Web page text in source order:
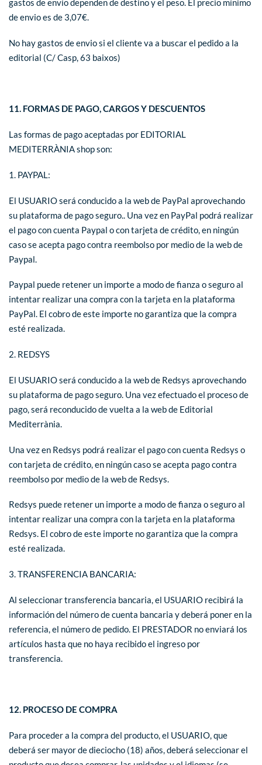
gastos de envío dependen de destino y el peso. El precio mínimo
de envio es de 3,07€.
No hay gastos de envio si el cliente va a buscar el pedido a la
editorial (C/ Casp, 63 baixos)
11. FORMAS DE PAGO, CARGOS Y DESCUENTOS
Las formas de pago aceptadas por EDITORIAL
MEDITERRÀNIA shop son:
1. PAYPAL:
El USUARIO será conducido a la web de PayPal aprovechando
su plataforma de pago seguro.. Una vez en PayPal podrá realizar
el pago con cuenta Paypal o con tarjeta de crédito, en ningún
caso se acepta pago contra reembolso por medio de la web de
Paypal.
Paypal puede retener un importe a modo de fianza o seguro al
intentar realizar una compra con la tarjeta en la plataforma
PayPal. El cobro de este importe no garantiza que la compra
esté realizada.
2. REDSYS
El USUARIO será conducido a la web de Redsys aprovechando
su plataforma de pago seguro. Una vez efectuado el proceso de
pago, será reconducido de vuelta a la web de Editorial
Mediterrània.
Una vez en Redsys podrá realizar el pago con cuenta Redsys o
con tarjeta de crédito, en ningún caso se acepta pago contra
reembolso por medio de la web de Redsys.
Redsys puede retener un importe a modo de fianza o seguro al
intentar realizar una compra con la tarjeta en la plataforma
Redsys. El cobro de este importe no garantiza que la compra
esté realizada.
3. TRANSFERENCIA BANCARIA:
Al seleccionar transferencia bancaria, el USUARIO recibirá la
información del número de cuenta bancaria y deberá poner en la
referencia, el número de pedido. El PRESTADOR no enviará los
artículos hasta que no haya recibido el ingreso por
transferencia.
12. PROCESO DE COMPRA
Para proceder a la compra del producto, el USUARIO, que
deberá ser mayor de dieciocho (18) años, deberá seleccionar el